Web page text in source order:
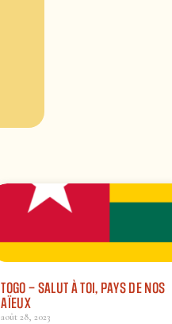
TOGO – SALUT À TOI, PAYS DE NOS
AÏEUX
août 28, 2023